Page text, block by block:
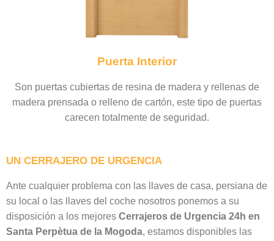
Puerta Interior
Son puertas cubiertas de resina de madera y rellenas de
madera prensada o relleno de cartón, este tipo de puertas
carecen totalmente de seguridad.
UN CERRAJERO DE URGENCIA
Ante cualquier problema con las llaves de casa, persiana de
su local o las llaves del coche nosotros ponemos a su
disposición a los mejores Cerrajeros de Urgencia 24h en
Santa Perpètua de la Mogoda, estamos disponibles las